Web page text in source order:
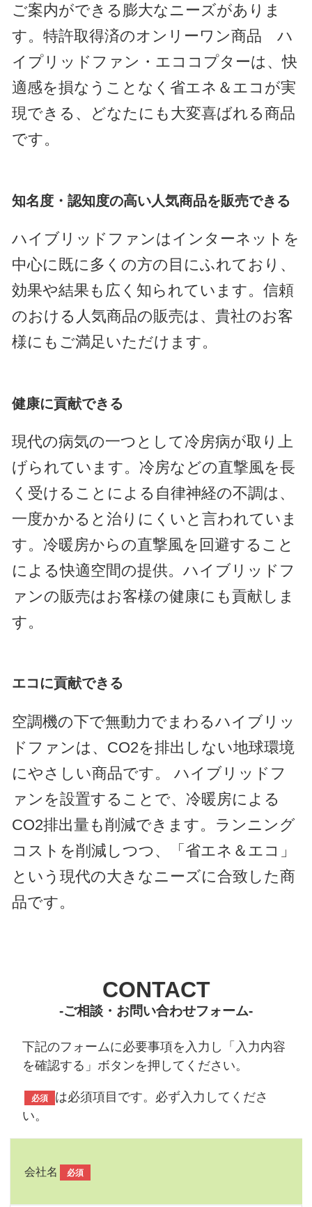
ご案内ができる膨大なニーズがありま
す。特許取得済のオンリーワン商品 ハ
イプリッドファン・エココプターは、快
適感を損なうことなく省エネ＆エコが実
現できる、どなたにも大変喜ばれる商品
です。
知名度・認知度の高い人気商品を販売できる
ハイブリッドファンはインターネットを
中心に既に多くの方の目にふれており、
効果や結果も広く知られています。信頼
のおける人気商品の販売は、貴社のお客
様にもご満足いただけます。
健康に貢献できる
現代の病気の一つとして冷房病が取り上
げられています。冷房などの直撃風を長
く受けることによる自律神経の不調は、
一度かかると治りにくいと言われていま
す。冷暖房からの直撃風を回避すること
による快適空間の提供。ハイブリッドフ
ァンの販売はお客様の健康にも貢献しま
す。
エコに貢献できる
空調機の下で無動力でまわるハイブリッ
ドファンは、CO2を排出しない地球環境
にやさしい商品です。 ハイブリッドフ
ァンを設置することで、冷暖房による
CO2排出量も削減できます。ランニング
コストを削減しつつ、「省エネ＆エコ」
という現代の大きなニーズに合致した商
品です。
CONTACT
-ご相談・お問い合わせフォーム-
下記のフォームに必要事項を入力し「入力内容
を確認する」ボタンを押してください。
必須
は必須項目です。必ず入力してくださ
い。
会社名 必須